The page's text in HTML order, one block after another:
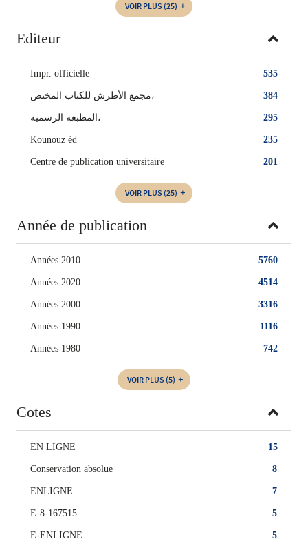
VOIR PLUS (25)
Editeur
535
Impr. officielle
384 مجمع الأطرش للكتاب المختص،
295 المطبعة الرسمية،
235
Kounouz éd
201
Centre de publication universitaire
VOIR PLUS (25)
Année de publication
5760
Années 2010
4514
Années 2020
3316
Années 2000
1116
Années 1990
742
Années 1980
VOIR PLUS (5)
Cotes
15
EN LIGNE
8
Conservation absolue
7
ENLIGNE
5
E-8-167515
5
E-ENLIGNE